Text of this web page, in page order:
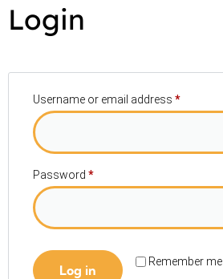
Login
Username or email address *
Password *
Remember me
Log in